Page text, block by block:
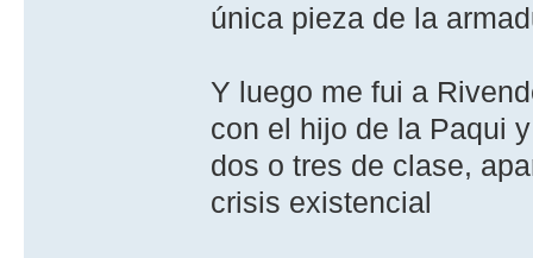
única pieza de la
Y luego me fui a
con el hijo de la Paqui
dos o tres de clase,
crisis existencial